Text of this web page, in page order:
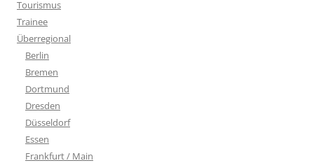
Tourismus
Trainee
Überregional
Berlin
Bremen
Dortmund
Dresden
Düsseldorf
Essen
Frankfurt / Main